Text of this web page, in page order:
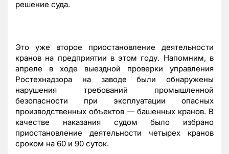
решение суда.
Это уже второе приостановление деятельности
кранов на предприятии в этом году. Напомним, в
апреле в ходе выездной проверки управления
Ростехнадзора на заводе были обнаружены
нарушения требований промышленной
безопасности при эксплуатации опасных
производственных объектов — башенных кранов. В
качестве наказания судом было избрано
приостановление деятельности четырех кранов
сроком на 60 и 90 суток.